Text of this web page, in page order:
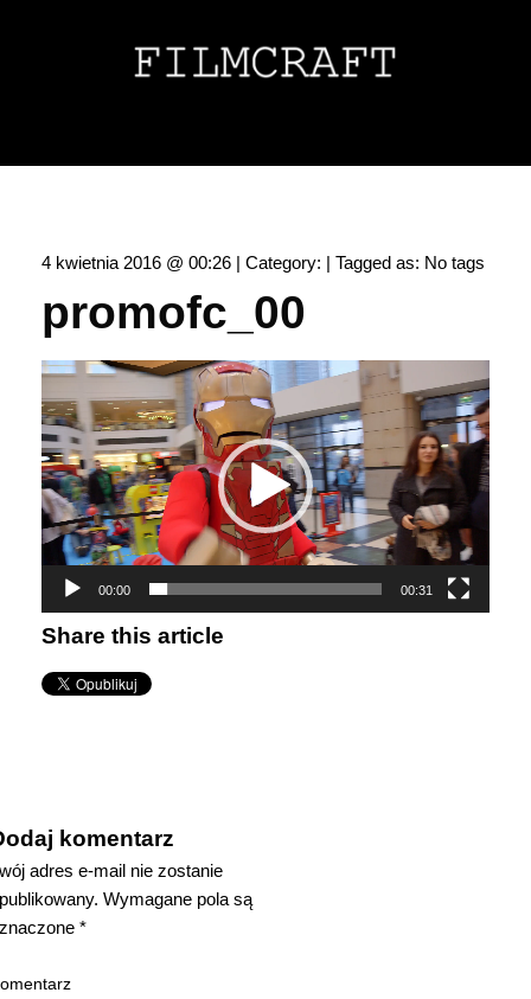
4 kwietnia 2016 @ 00:26 | Category: | Tagged as: No tags
promofc_00
Odtwarzacz
video
00:00 00:31
Share this article
komentarz
adres e-mail nie zostanie
Wymagane pola są
*